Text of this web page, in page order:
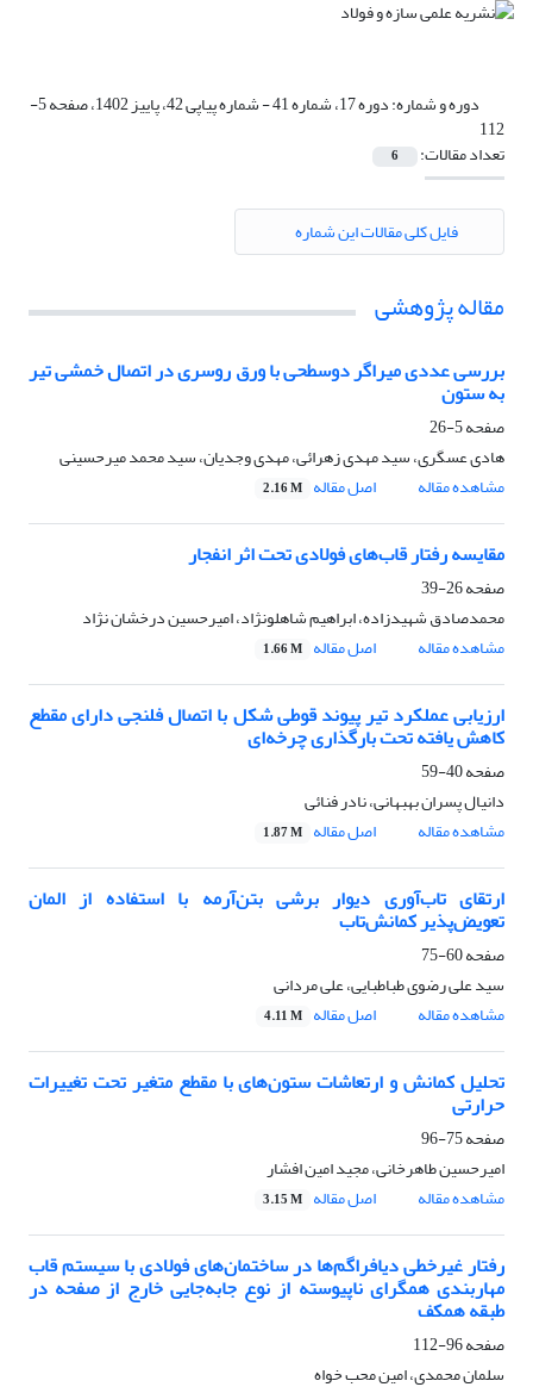
دوره و شماره: دوره 17، شماره 41 - شماره پیاپی 42، پاییز 1402، صفحه 5-
112
تعداد مقالات: 6
فایل کلی مقالات این شماره
مقاله پژوهشی
بررسی عددی میراگر دوسطحی با ورق روسری در اتصال خمشی تیر
به ستون
صفحه5-26
هادی عسگری، سید مهدی زهرائی، مهدی وجدیان، سید محمد میرحسینی
مشاهده مقاله
اصل مقاله 2.16 M
مقایسه رفتار قاب‌های فولادی تحت اثر انفجار
صفحه26-39
محمدصادق شهیدزاده، ابراهیم شاهلونژاد، امیرحسین درخشان نژاد
مشاهده مقاله
اصل مقاله 1.66 M
ارزیابی عملکرد تیر پیوند قوطی شکل با اتصال فلنجی دارای مقطع
کاهش یافته تحت بارگذاری چرخه‌ای
صفحه40-59
دانیال پسران بهبهانی، نادر فنائی
مشاهده مقاله
اصل مقاله 1.87 M
ارتقای تاب‌آوری دیوار برشی بتن‌آرمه با استفاده از المان
تعویض‌پذیر کمانش‌تاب
صفحه60-75
سید علی رضوی طباطبایی، علی مردانی
مشاهده مقاله
اصل مقاله 4.11 M
تحلیل کمانش و ارتعاشات ستون‌های با مقطع متغیر تحت تغییرات
حرارتی
صفحه75-96
امیرحسین طاهرخانی، مجید امین افشار
مشاهده مقاله
اصل مقاله 3.15 M
رفتار غیرخطی دیافراگم‌ها در ساختمان‌های فولادی با سیستم قاب
مهاربندی همگرای ناپیوسته از نوع جابه‌جایی خارج از صفحه در
طبقه همکف
صفحه96-112
سلمان محمدی، امین محب خواه